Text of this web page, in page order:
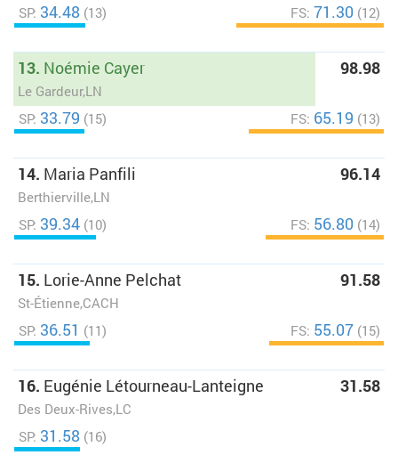
SP: 34.48 (13) FS: 71.30 (12)
13. Noémie Cayer
Le Gardeur,LN
98.98
SP: 33.79 (15) FS: 65.19 (13)
14. Maria Panfili
Berthierville,LN
96.14
SP: 39.34 (10) FS: 56.80 (14)
15. Lorie-Anne Pelchat
St-Étienne,CACH
91.58
SP: 36.51 (11) FS: 55.07 (15)
16. Eugénie Létourneau-Lanteigne
Des Deux-Rives,LC
31.58
SP: 31.58 (16)